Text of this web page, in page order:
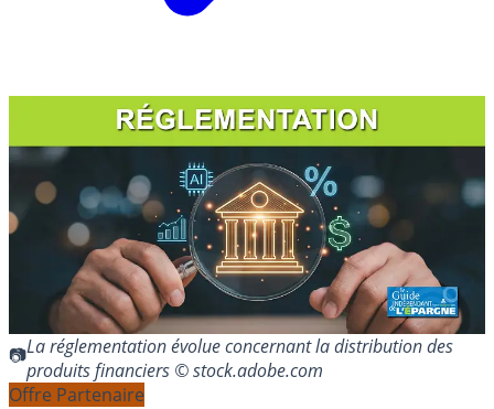
La réglementation évolue concernant la distribution des
produits financiers © stock.adobe.com
Offre Partenaire